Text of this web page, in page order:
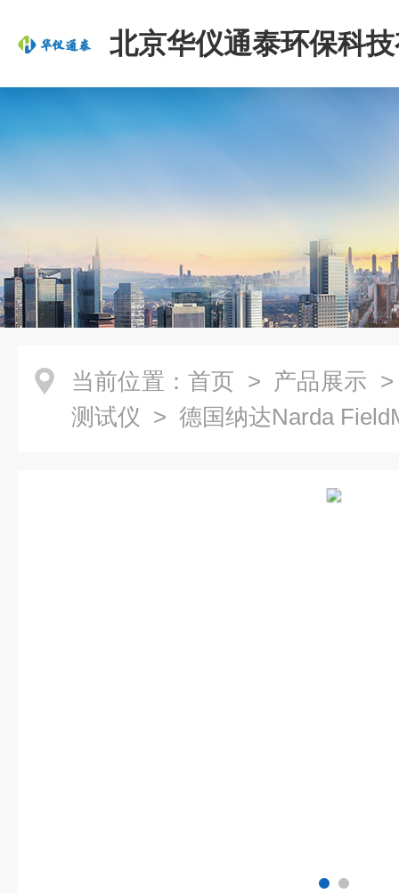
北京华仪通泰环保科
司
当前位置： 首页 > 产品展示
测试仪 > 德国纳达Narda